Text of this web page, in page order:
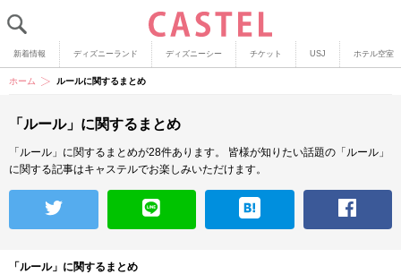
新着情報 ディズニーランド ディズニーシー チケット USJ ホテル空室
ホーム ルールに関するまとめ
「ルール」に関するまとめ
「ルール」に関するまとめが28件あります。
皆様が知りたい話題の「ルール」
に関する記事はキャステルでお楽しみいただけます。
「ルール」に関するまとめ